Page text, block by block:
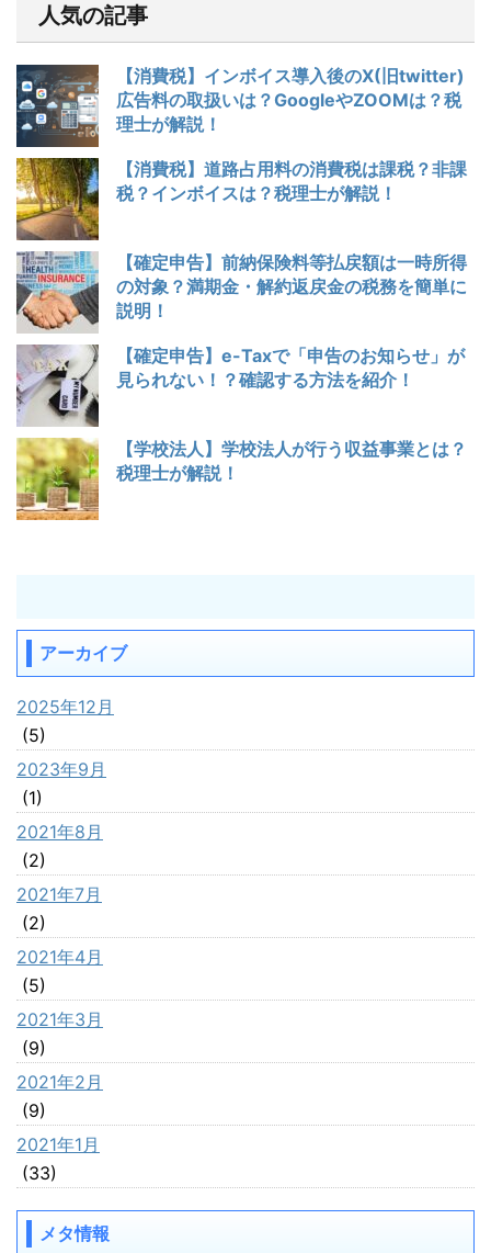
人気の記事
【消費税】インボイス導入後のX(旧twitter)
広告料の取扱いは？GoogleやZOOMは？税
理士が解説！
【消費税】道路占用料の消費税は課税？非課
税？インボイスは？税理士が解説！
【確定申告】前納保険料等払戻額は一時所得
の対象？満期金・解約返戻金の税務を簡単に
説明！
【確定申告】e-Taxで「申告のお知らせ」が
見られない！？確認する方法を紹介！
【学校法人】学校法人が行う収益事業とは？
税理士が解説！
アーカイブ
2025年12月
(5)
2023年9月
(1)
2021年8月
(2)
2021年7月
(2)
2021年4月
(5)
2021年3月
(9)
2021年2月
(9)
2021年1月
(33)
メタ情報